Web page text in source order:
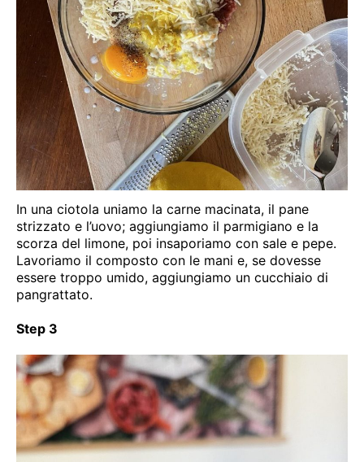
In una ciotola uniamo la carne macinata, il pane
strizzato e l’uovo; aggiungiamo il parmigiano e la
scorza del limone, poi insaporiamo con sale e pepe.
Lavoriamo il composto con le mani e, se dovesse
essere troppo umido, aggiungiamo un cucchiaio di
pangrattato.
Step 3